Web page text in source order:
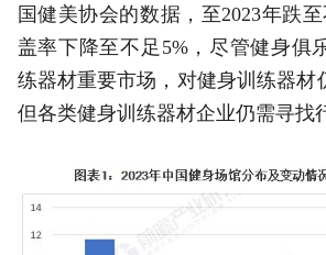
国健美协会的数据，至2023年跌
盖率下降至不足5%，尽管健身俱
练器材重要市场，对健身训练器材
但各类健身训练器材企业仍需寻找